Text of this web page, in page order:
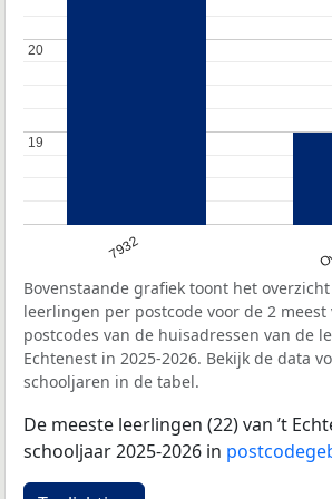
7932
19
19
20
20
Bovenstaande grafiek toont het
leerlingen per postcode voor de 2 meest
postcodes van de huisadressen van de
Echtenest in 2025-2026. Bekijk de data
schooljaren in de tabel.
De meeste leerlingen (22) van ’t
schooljaar 2025-2026 in